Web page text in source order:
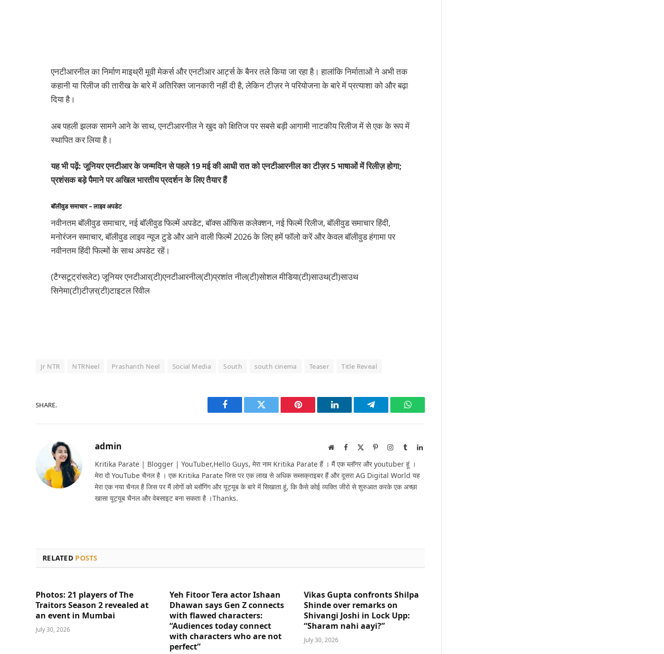
एनटीआरनील का निर्माण माइथ्री मूवी मेकर्स और एनटीआर आर्ट्स के बैनर तले किया जा रहा है। हालांकि निर्माताओं ने अभी तक
कहानी या रिलीज की तारीख के बारे में अतिरिक्त जानकारी नहीं दी है, लेकिन टीज़र ने परियोजना के बारे में प्रत्याशा को और बढ़ा
दिया है।
अब पहली झलक सामने आने के साथ, एनटीआरनील ने खुद को क्षितिज पर सबसे बड़ी आगामी नाटकीय रिलीज में से एक के रूप में
स्थापित कर लिया है।
यह भी पढ़ें: जूनियर एनटीआर के जन्मदिन से पहले 19 मई की आधी रात को एनटीआरनील का टीज़र 5 भाषाओं में रिलीज़ होगा;
प्रशंसक बड़े पैमाने पर अखिल भारतीय प्रदर्शन के लिए तैयार हैं
बॉलीवुड समाचार – लाइव अपडेट
नवीनतम बॉलीवुड समाचार, नई बॉलीवुड फिल्में अपडेट, बॉक्स ऑफिस कलेक्शन, नई फिल्में रिलीज, बॉलीवुड समाचार हिंदी,
मनोरंजन समाचार, बॉलीवुड लाइव न्यूज टुडे और आने वाली फिल्में 2026 के लिए हमें फॉलो करें और केवल बॉलीवुड हंगामा पर
नवीनतम हिंदी फिल्मों के साथ अपडेट रहें।
(टैग्सटूट्रांसलेट) जूनियर एनटीआर(टी)एनटीआरनील(टी)प्रशांत नील(टी)सोशल मीडिया(टी)साउथ(टी)साउथ
सिनेमा(टी)टीज़र(टी)टाइटल रिवील
Jr NTR NTRNeel Prashanth Neel Social Media South south cinema Teaser Title Reveal
SHARE.
Facebook Twitter Pinterest LinkedIn Telegram WhatsApp
admin WebsiteFacebook PinterestInstagram
TumblrLinkedIn
Kritika Parate | Blogger | YouTuber,Hello Guys, मेरा नाम Kritika Parate हैं । मैं एक ब्लॉगर और youtuber हूं ।
मेरा दो YouTube चैनल है । एक Kritika Parate जिस पर एक लाख से अधिक सब्सक्राइबर हैं और दूसरा AG Digital World यह
मेरा एक नया चैनल है जिस पर मैं लोगों को ब्लॉगिंग और यूट्यूब के बारे में सिखाता हूं, कि कैसे कोई व्यक्ति जीरो से शुरुआत करके एक अच्छा
खासा यूट्यूब चैनल और वेबसाइट बना सकता है ।Thanks.
RELATED POSTS
Photos: 21 players of The
Traitors Season 2 revealed at
an event in Mumbai
July 30, 2026
Yeh Fitoor Tera actor Ishaan
Dhawan says Gen Z connects
with flawed characters:
“Audiences today connect
with characters who are not
perfect”
Vikas Gupta confronts Shilpa
Shinde over remarks on
Shivangi Joshi in Lock Upp:
“Sharam nahi aayi?”
July 30, 2026